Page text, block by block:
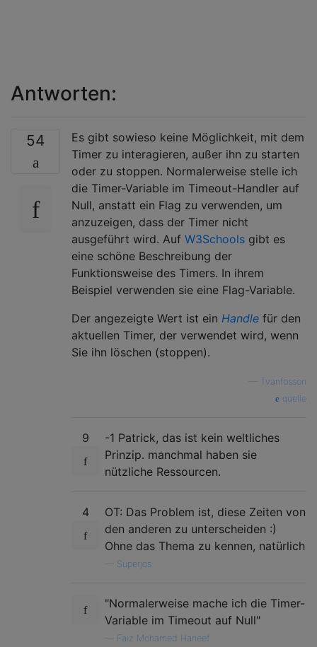
Antworten:
54
Es gibt sowieso keine Möglichkeit, mit dem
Timer zu interagieren, außer ihn zu starten
oder zu stoppen. Normalerweise stelle ich
die Timer-Variable im Timeout-Handler auf
Null, anstatt ein Flag zu verwenden, um
anzuzeigen, dass der Timer nicht
ausgeführt wird. Auf W3Schools gibt es
eine schöne Beschreibung der
Funktionsweise des Timers. In ihrem
Beispiel verwenden sie eine Flag-Variable.
Der angezeigte Wert ist ein Handle für den
aktuellen Timer, der verwendet wird, wenn
Sie ihn löschen (stoppen).
Tvanfosson
quelle
9
-1 Patrick, das ist kein weltliches
Prinzip. manchmal haben sie
nützliche Ressourcen.
4
OT: Das Problem ist, diese Zeiten von
den anderen zu unterscheiden :)
Ohne das Thema zu kennen, natürlich
Superjos
"Normalerweise mache ich die Timer-
Variable im Timeout auf Null"
Faiz Mohamed Haneef